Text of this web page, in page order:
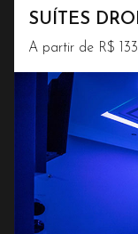
SUÍTES
A partir de R$